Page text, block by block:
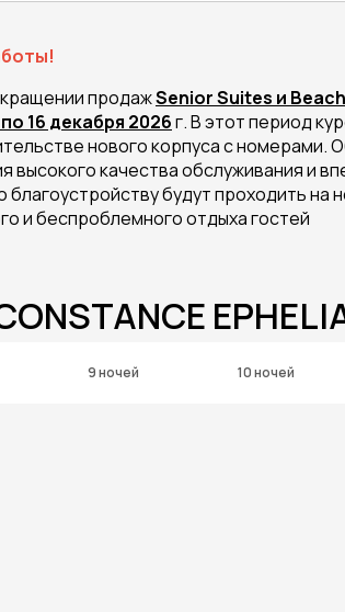
продажSenior Suites и
16 декабря 2026г. В этот период
нового корпуса с номерами.
высокого качества обслуживания и
будут проходить
и беспроблемного отдыха гостей
9 ночей 10 ночей